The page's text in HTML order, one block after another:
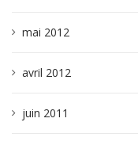
mai 2012
avril 2012
juin 2011